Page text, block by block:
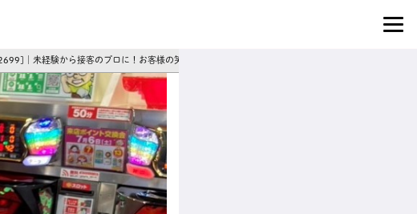
｜未経験から接客のプロに！お客様の笑顔がやりがいのパチンコ店